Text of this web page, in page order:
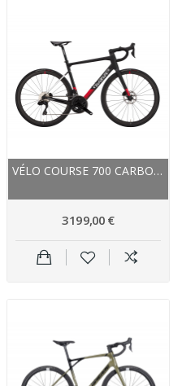
VÉLO COURSE 700 CARBON - WILIER 2024 GARDA DISC...
3 199,00 €